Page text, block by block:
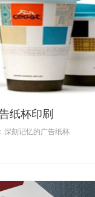
纸杯印刷
深刻记忆的广告纸杯